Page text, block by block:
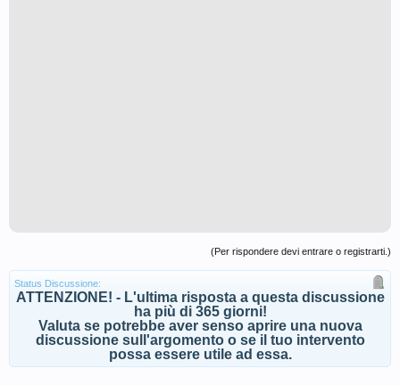
(Per rispondere devi entrare o registrarti.)
Status Discussione:
ATTENZIONE! - L'ultima risposta a questa discussione
ha più di 365 giorni!
Valuta se potrebbe aver senso aprire una nuova
discussione sull'argomento o se il tuo intervento
possa essere utile ad essa.